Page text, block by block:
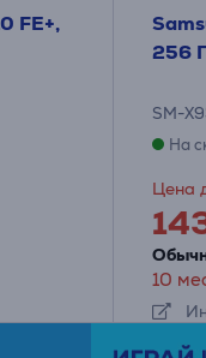
FE+,
256
SM-
На
Цена
10